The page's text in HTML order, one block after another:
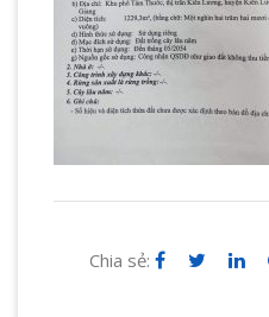
Chia sẻ: